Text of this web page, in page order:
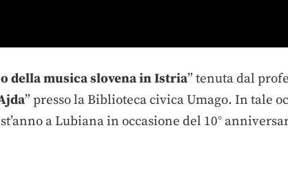
della musica slovena in Istria” tenuta dal
” presso la Biblioteca civica Umago. In tale
a Lubiana in occasione del 10°